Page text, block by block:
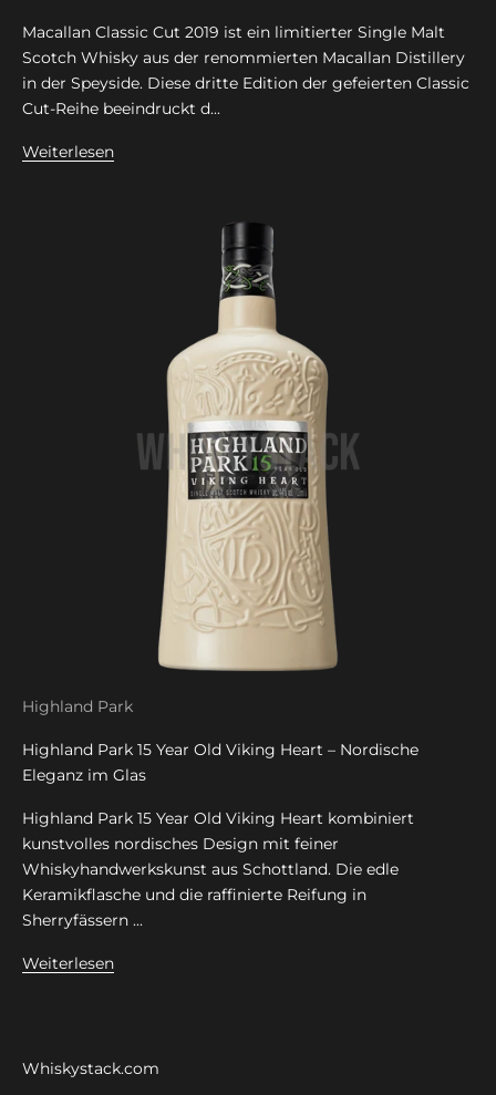
Macallan Classic Cut 2019 ist ein limitierter Single Malt
Scotch Whisky aus der renommierten Macallan Distillery
in der Speyside. Diese dritte Edition der gefeierten Classic
Cut-Reihe beeindruckt d...
Weiterlesen
Highland Park
Highland Park 15 Year Old Viking Heart – Nordische
Eleganz im Glas
Highland Park 15 Year Old Viking Heart kombiniert
kunstvolles nordisches Design mit feiner
Whiskyhandwerkskunst aus Schottland. Die edle
Keramikflasche und die raffinierte Reifung in
Sherryfässern ...
Weiterlesen
Whiskystack.com